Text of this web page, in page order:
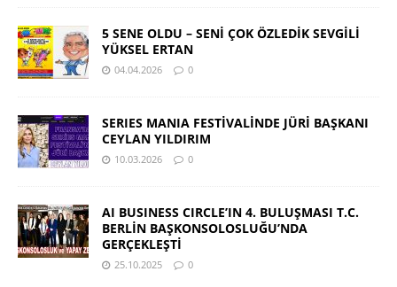
5 SENE OLDU – SENİ ÇOK ÖZLEDİK SEVGİLİ
YÜKSEL ERTAN
04.04.2026 0
SERIES MANIA FESTİVALİNDE JÜRİ BAŞKANI
CEYLAN YILDIRIM
10.03.2026 0
AI BUSINESS CIRCLE’IN 4. BULUŞMASI T.C.
BERLİN BAŞKONSOLOSLUĞU’NDA
GERÇEKLEŞTİ
25.10.2025 0